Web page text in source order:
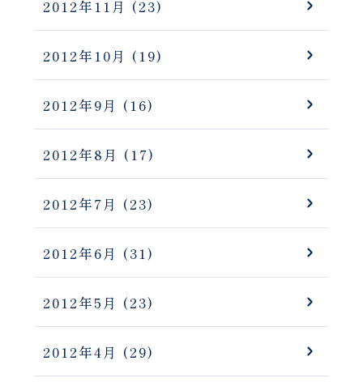
2012年11月 (23)
2012年10月 (19)
2012年9月 (16)
2012年8月 (17)
2012年7月 (23)
2012年6月 (31)
2012年5月 (23)
2012年4月 (29)